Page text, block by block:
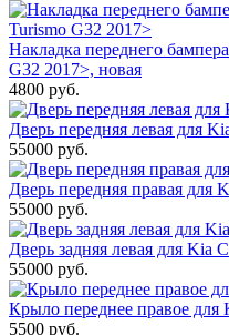
Накладка переднего
G32 2017>, новая
4800 руб.
Дверь передняя левая для
55000 руб.
Дверь передняя правая для
55000 руб.
Дверь задняя левая для Kia
55000 руб.
Крыло переднее правое для
5500 руб.